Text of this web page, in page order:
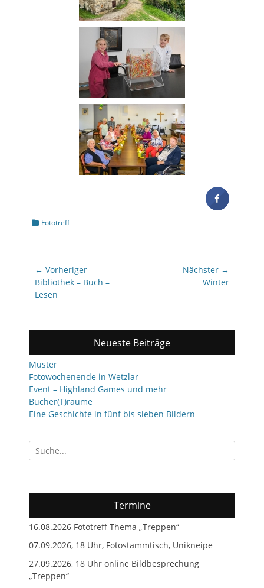
Kategorien
Fototreff
Beitragsnavigation
← Vorheriger
Vorheriger
Beitrag:
Bibliothek – Buch –
Lesen
Nächster →
Winter
Neueste Beiträge
Muster
Fotowochenende in Wetzlar
Event – Highland Games und mehr
Bücher(T)räume
Eine Geschichte in fünf bis sieben Bildern
Suchen
nach:
Termine
16.08.2026 Fototreff Thema „Treppen“
07.09.2026, 18 Uhr, Fotostammtisch, Unikneipe
27.09.2026, 18 Uhr online Bildbesprechung
„Treppen“